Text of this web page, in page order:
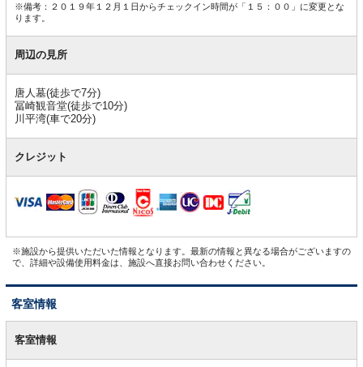
※備考：２０１９年１２月１日からチェックイン時間が「１５：００」に変更とな
ります。
周辺の見所
唐人墓(徒歩で7分)
冨崎観音堂(徒歩で10分)
川平湾(車で20分)
クレジット
※施設から提供いただいた情報となります。最新の情報と異なる場合がございますの
で、詳細や設備使用料金は、施設へ直接お問い合わせください。
客室情報
室客室情報